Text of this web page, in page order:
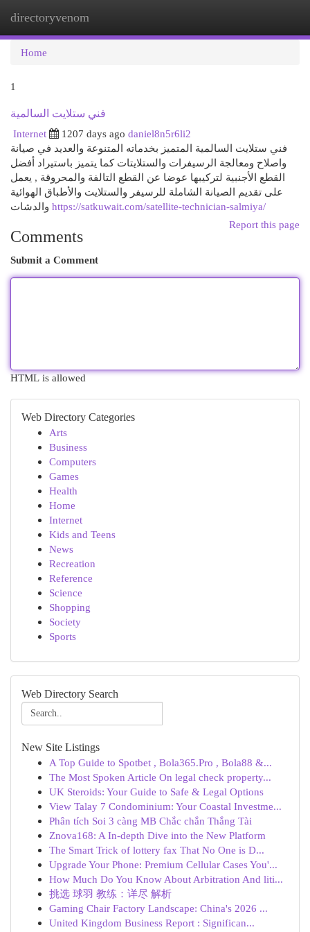
directoryvenom
Home
1
فني ستلايت السالمية
Internet
1207 days ago daniel8n5r6li2
فني ستلايت السالمية المتميز بخدماته المتنوعة والعديد في صيانة
واصلاح ومعالجة الرسيفرات والستلايتات كما يتميز باستيراد أفضل
القطع الأجنبية لتركيبها عوضا عن القطع التالفة والمحروقة , يعمل
على تقديم الصيانة الشاملة للرسيفر والستلايت والأطباق الهوائية
https://satkuwait.com/satellite-technician-salmiya/
Report this page
Comments
Submit a Comment
HTML is allowed
Web Directory Categories
Arts
Business
Computers
Games
Health
Home
Internet
Kids and Teens
News
Recreation
Reference
Science
Shopping
Society
Sports
Web Directory Search
New Site Listings
A Top Guide to Spotbet , Bola365.Pro , Bola88 &...
The Most Spoken Article On legal check property...
UK Steroids: Your Guide to Safe & Legal Options
View Talay 7 Condominium: Your Coastal Investme...
Phân tích Soi 3 càng MB Chắc chắn Thắng Tài
Znova168: A In-depth Dive into the New Platform
The Smart Trick of lottery fax That No One is D...
Upgrade Your Phone: Premium Cellular Cases You'...
How Much Do You Know About Arbitration And liti...
挑选 球羽 教练：详尽 解析
Gaming Chair Factory Landscape: China's 2026 ...
United Kingdom Business Report : Significan...